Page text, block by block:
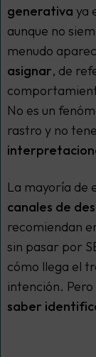
generativa ya
aunque no
menudo
asignar, de
No es un
rastro y no
La mayoría de
canales de
recomiendan
sin pasar por
cómo llega el
intención.
saber